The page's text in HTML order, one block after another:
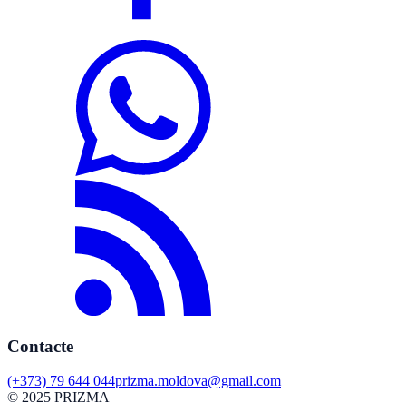
Contacte
(+373) 79 644 044prizma.moldova@gmail.com
© 2025 PRIZMA